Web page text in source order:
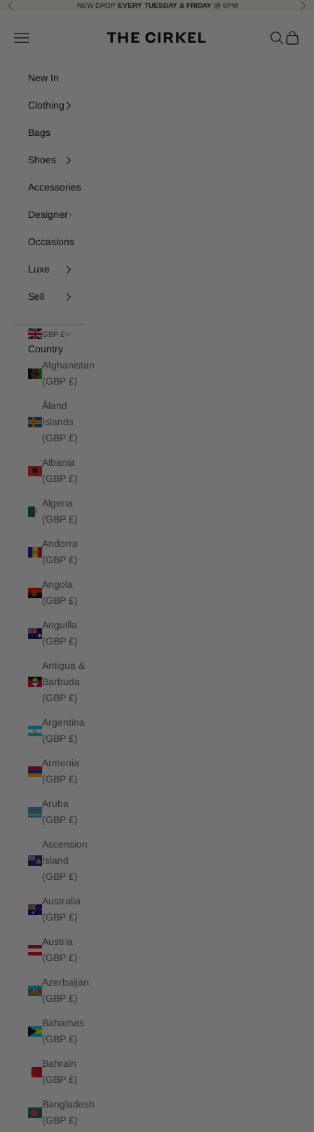
Skip to content
Previous NEW DROP EVERY TUESDAY & FRIDAY @ 6PM
Navigation menu Search
Cart
New In
Clothing
Bags
Shoes
Accessories
Designer
Occasions
Luxe
Sell
GBP £
Country
Afghanistan
(GBP £)
Åland
Islands
(GBP £)
Albania
(GBP £)
Algeria
(GBP £)
Andorra
(GBP £)
Angola
(GBP £)
Anguilla
(GBP £)
Antigua &
Barbuda
(GBP £)
Argentina
(GBP £)
Armenia
(GBP £)
Aruba
(GBP £)
Ascension
Island
(GBP £)
Australia
(GBP £)
Austria
(GBP £)
Azerbaijan
(GBP £)
Bahamas
(GBP £)
Bahrain
(GBP £)
Bangladesh
(GBP £)